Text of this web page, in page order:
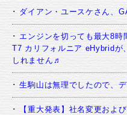
ダイアン・ユースケさん、
エンジンを切っても最大8
T7 カリフォルニア eHybridが
しれません♬
生駒山は無理でしたので、デ
【重大発表】社名変更お